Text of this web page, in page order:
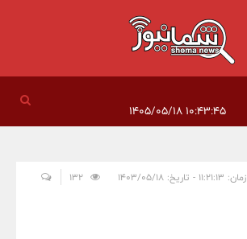
۱۰:۴۳:۴۵ ۱۴۰۵/۰۵/۱۸
زمان: ۱۱:۲۱:۱۳ - تاریخ: ۱۴۰۳/۰۵/۱۸